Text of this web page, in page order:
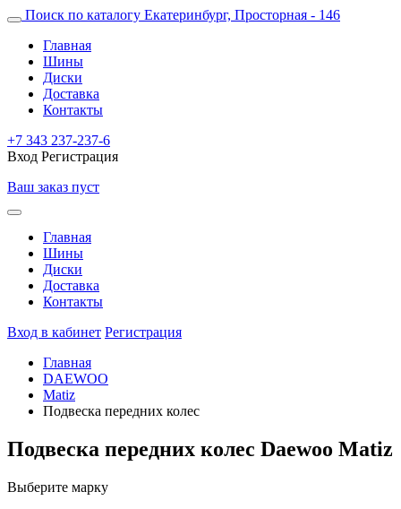
Поиск по каталогу Екатеринбург, Просторная - 146
Главная
Шины
Диски
Доставка
Контакты
+7 343 237-237-6
Вход Регистрация
Ваш заказ пуст
Главная
Шины
Диски
Доставка
Контакты
Вход в кабинет Регистрация
Главная
DAEWOO
Matiz
Подвеска передних колес
Подвеска передних колес Daewoo Matiz
Выберите марку